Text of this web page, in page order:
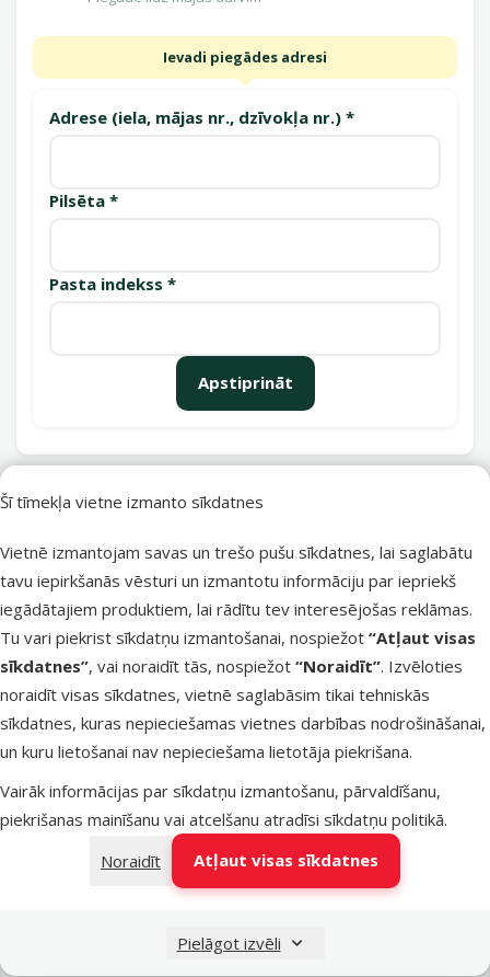
Šī tīmekļa vietne izmanto sīkdatnes
Vietnē izmantojam savas un trešo pušu sīkdatnes, lai saglabātu
tavu iepirkšanās vēsturi un izmantotu informāciju par iepriekš
iegādātajiem produktiem, lai rādītu tev interesējošas reklāmas.
Tu vari piekrist sīkdatņu izmantošanai, nospiežot “Atļaut visas
sīkdatnes”, vai noraidīt tās, nospiežot “Noraidīt”. Izvēloties
noraidīt visas sīkdatnes, vietnē saglabāsim tikai tehniskās
sīkdatnes, kuras nepieciešamas vietnes darbības nodrošināšanai,
un kuru lietošanai nav nepieciešama lietotāja piekrišana.
Vairāk informācijas par sīkdatņu izmantošanu, pārvaldīšanu,
piekrišanas mainīšanu vai atcelšanu atradīsi sīkdatņu politikā.
Noraidīt
Atļaut visas sīkdatnes
Pielāgot izvēli
Ievadi piegādes adresi
Adrese (iela, mājas nr., dzīvokļa nr.) *
Pilsēta *
Pasta indekss *
Apstiprināt
Latvijas Pasts pakomāti parīt
LATVIJAS PASTS nodaļas parīt
OMNIVA pakomāti parīt
DPD Pickup tīkls parīt